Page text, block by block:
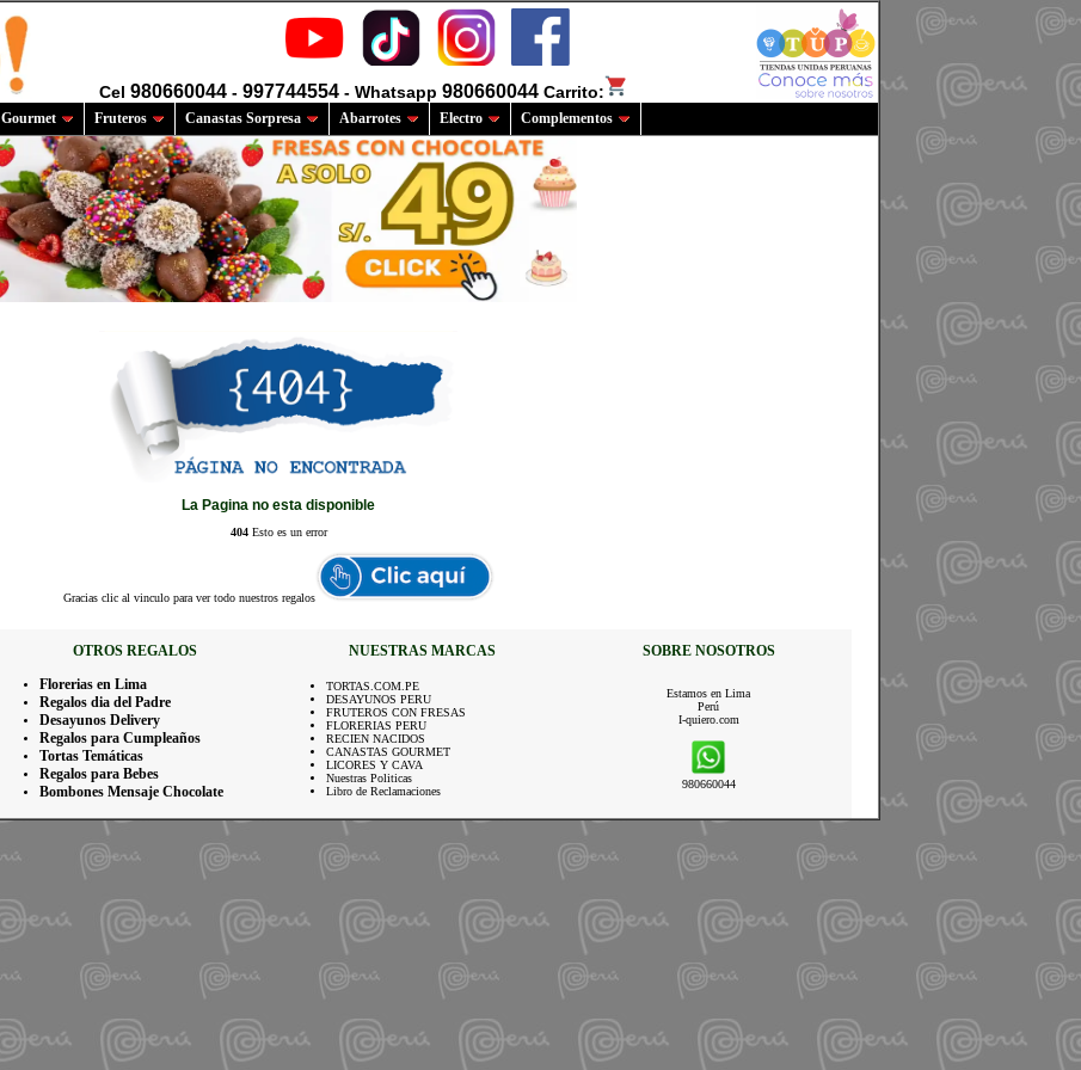
Cel 980660044 - 997744554 - Whatsapp 980660044 Carrito:
Gourmet Fruteros Canastas Sorpresa Abarrotes Electro Complementos
La Pagina no esta disponible
404Esto es un error
Gracias clic al vinculo para ver todo nuestros regalos
OTROS REGALOS NUESTRAS MARCAS SOBRE NOSOTROS
Florerias en Lima
Regalos dia del Padre
Desayunos Delivery
Regalos para Cumpleaños
Tortas Temáticas
Regalos para Bebes
Bombones Mensaje Chocolate
TORTAS.COM.PE
DESAYUNOS PERU
FRUTEROS CON FRESAS
FLORERIAS PERU
RECIEN NACIDOS
CANASTAS GOURMET
LICORES Y CAVA
Nuestras Politicas
Libro de Reclamaciones
Estamos en Lima
Perú
I-quiero.com
980660044